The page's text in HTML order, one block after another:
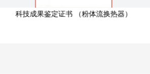
科技成果鉴定证书 （高通量波纹管）